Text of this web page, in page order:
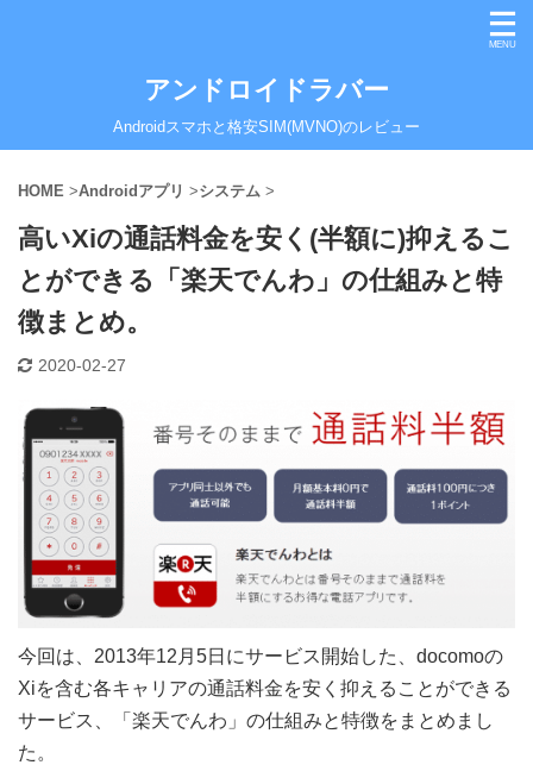
アンドロイドラバー
Androidスマホと格安SIM(MVNO)のレビュー
HOME >Androidアプリ >システム >
高いXiの通話料金を安く(半額に)抑えるこ
とができる「楽天でんわ」の仕組みと特
徴まとめ。
2020-02-27
今回は、2013年12月5日にサービス開始した、docomoの
Xiを含む各キャリアの通話料金を安く抑えることができる
サービス、「楽天でんわ」の仕組みと特徴をまとめまし
た。